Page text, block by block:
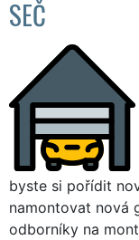
SEČ
byste si pořídit
namontovat nová
odborníky na